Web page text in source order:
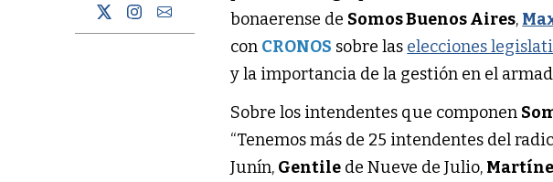
bonaerense de Somos Buenos Aires,
con CRONOS sobre las elecciones
y la importancia de la gestión en el
Sobre los intendentes que componen
“Tenemos más de 25 intendentes del
Junín, Gentile de Nueve de Julio,